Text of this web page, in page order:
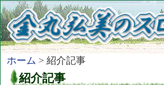
ホーム > 紹介記事
紹介記事